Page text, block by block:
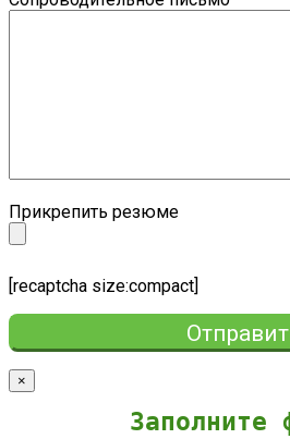
Прикрепить резюме
[recaptcha size:compact]
×
Заполните